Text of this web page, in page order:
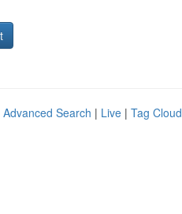
Advanced Search | Live | Tag Cloud